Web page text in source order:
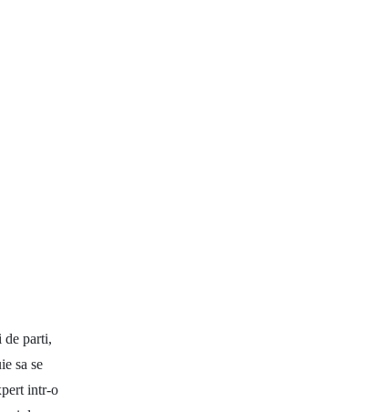
de parti,
sa se
intr-o